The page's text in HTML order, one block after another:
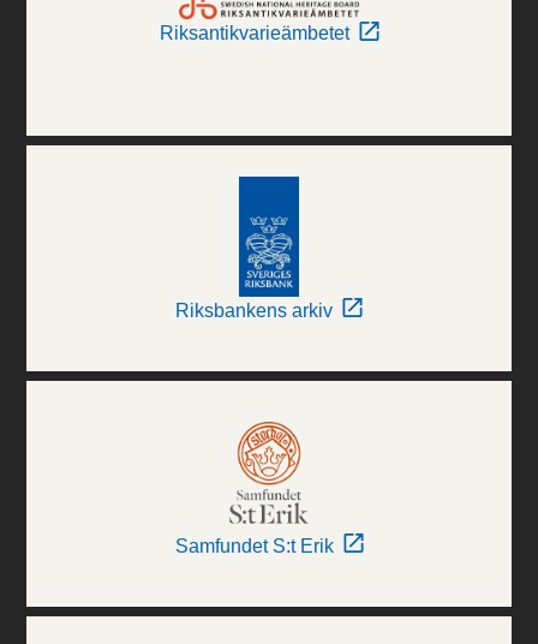
Riksantikvarieämbetet
Riksbankens arkiv
Samfundet S:t Erik